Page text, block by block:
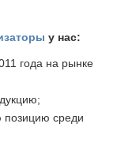
у нас:
года на рынке
позицию среди